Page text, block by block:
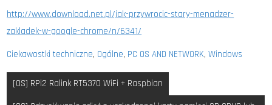
http://www.download.net.pl/jak-przywrocic-stary-menadzer-
zakladek-w-google-chrome/n/6341/
Ciekawostki techniczne, Ogólne, PC OS AND NETWORK,Windows
Nawigacja
wpisu
[OS] RPi2 Ralink RT5370 WiFi + Raspbian